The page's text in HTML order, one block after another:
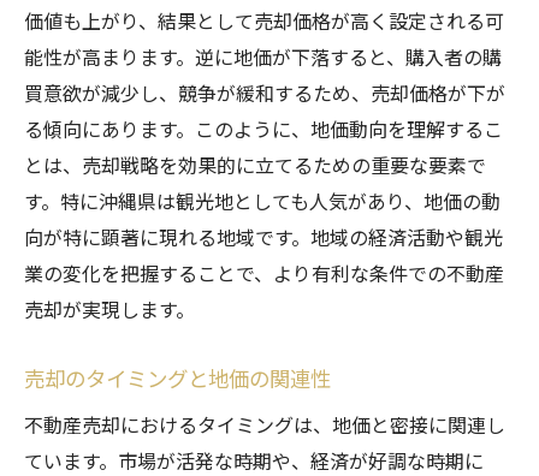
価値も上がり、結果として売却価格が高く設定される可
能性が高まります。逆に地価が下落すると、購入者の購
買意欲が減少し、競争が緩和するため、売却価格が下が
る傾向にあります。このように、地価動向を理解するこ
とは、売却戦略を効果的に立てるための重要な要素で
す。特に沖縄県は観光地としても人気があり、地価の動
向が特に顕著に現れる地域です。地域の経済活動や観光
業の変化を把握することで、より有利な条件での不動産
売却が実現します。
売却のタイミングと地価の関連性
不動産売却におけるタイミングは、地価と密接に関連し
ています。市場が活発な時期や、経済が好調な時期に